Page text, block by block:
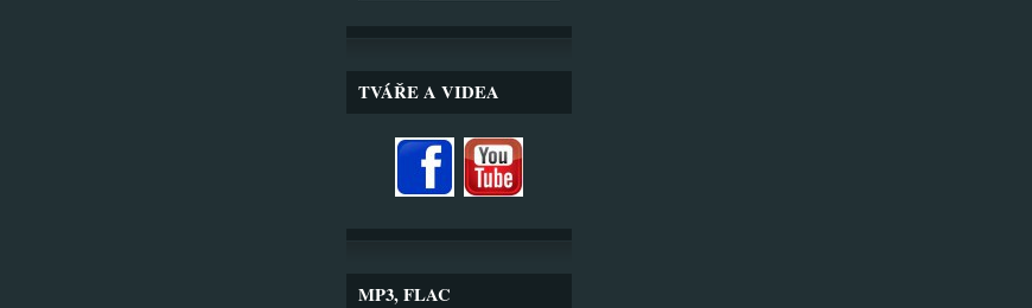
TVÁŘE A VIDEA
MP3, FLAC